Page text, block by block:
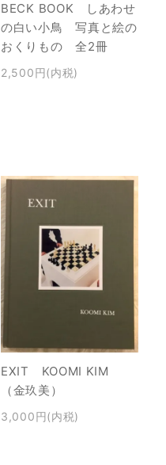
BECK BOOK しあわせ
の白い小鳥 写真と絵の
おくりもの 全2冊
2,500円(内税)
EXIT KOOMI KIM
（金玖美）
3,000円(内税)